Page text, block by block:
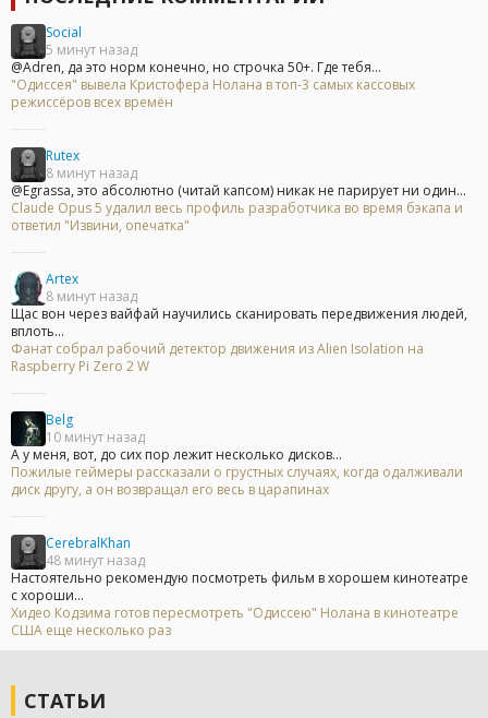
Social
5 минут назад
@Adren, да это норм конечно, но строчка 50+. Где тебя...
"Одиссея" вывела Кристофера Нолана в топ-3 самых кассовых
режиссёров всех времён
Rutex
8 минут назад
@Egrassa, это абсолютно (читай капсом) никак не парирует ни один...
Claude Opus 5 удалил весь профиль разработчика во время бэкапа и
ответил "Извини, опечатка"
Artex
8 минут назад
Щас вон через вайфай научились сканировать передвижения людей,
вплоть...
Фанат собрал рабочий детектор движения из Alien Isolation на
Raspberry Pi Zero 2 W
Belg
10 минут назад
А у меня, вот, до сих пор лежит несколько дисков...
Пожилые геймеры рассказали о грустных случаях, когда одалживали
диск другу, а он возвращал его весь в царапинах
CerebralKhan
48 минут назад
Настоятельно рекомендую посмотреть фильм в хорошем кинотеатре
с хороши...
Хидео Кодзима готов пересмотреть "Одиссею" Нолана в кинотеатре
США еще несколько раз
СТАТЬИ